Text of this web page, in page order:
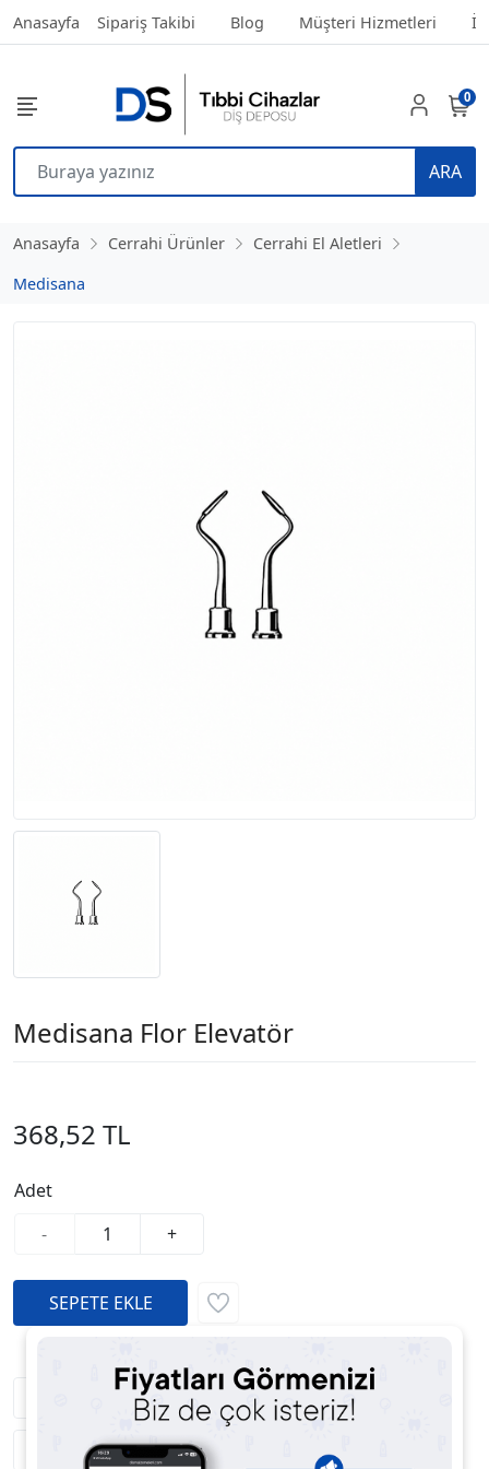
Anasayfa Sipariş Takibi Blog Müşteri Hizmetleri
ARA
0
Anasayfa Cerrahi Ürünler
Cerrahi El Aletleri
Medisana
Medisana Flor Elevatör
368,52 TL
Adet
-
+
Fiyatı Düşünce Haber Ver
Satıcıya Soru Sor